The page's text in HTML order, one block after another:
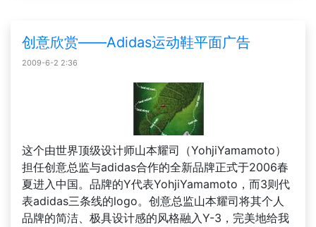
创意欣赏——Adidas运动鞋平面广告
2009-6-2 2:36
这个由世界顶级设计师山本耀司（YohjiYamamoto）
担任创意总监与adidas合作的全新品牌正式于2006春
夏进入中国。品牌的Y代表YohjiYamamoto，而3则代
表adidas三条线的logo。创意总监山本耀司将其个人
品牌的简洁、极具设计感的风格融入Y-3，完美地给我